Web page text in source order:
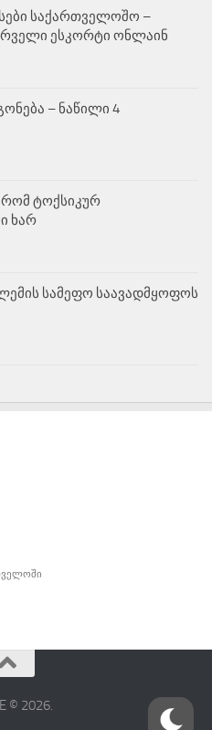
საქართველოშო –
ესკორტი ონლაინ
– ნაწილი 4
რომ ტოქსიკურ
ხარ
სამეფო საავადმყოფოს
© 2026.